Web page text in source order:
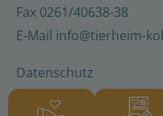
Fax 0261/40638-38
E-Mail info@tierheim-
Datenschutz